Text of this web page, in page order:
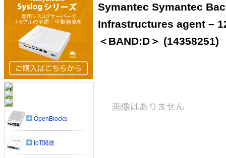
Symantec Symantec
Infrastructures agent –
＜BAND:D＞ (14358251)
OpenBlocks
IoT関連